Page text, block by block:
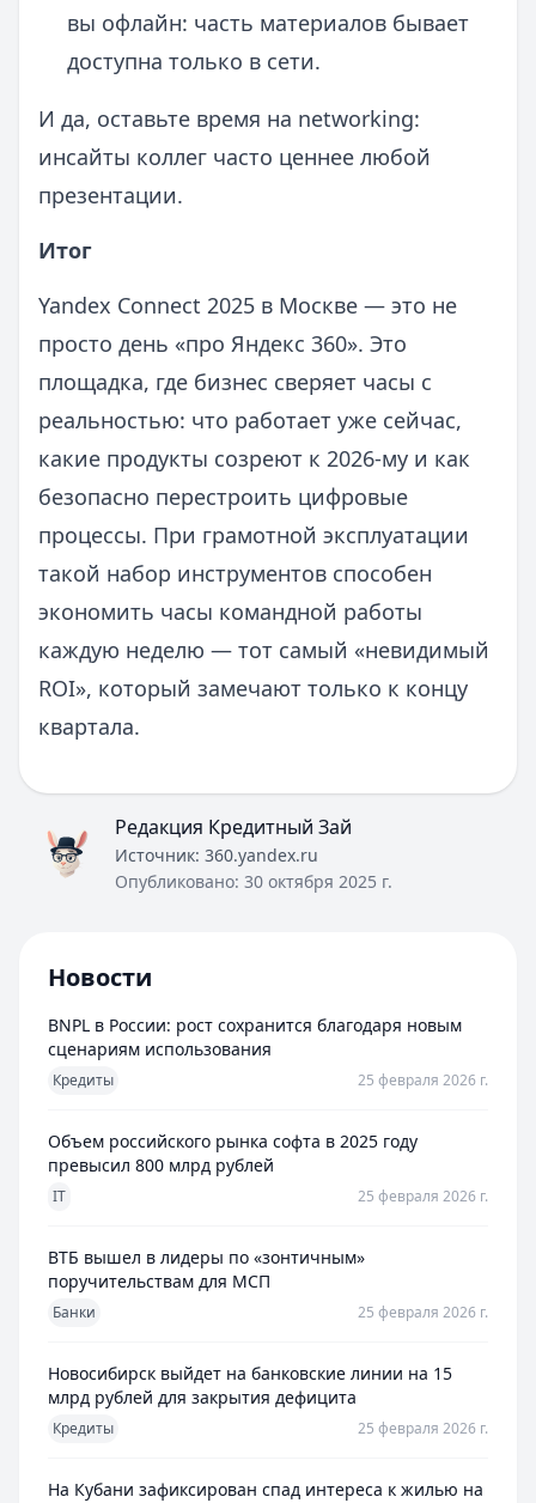
вы офлайн: часть материалов бывает
доступна только в сети.
И да, оставьте время на networking:
инсайты коллег часто ценнее любой
презентации.
Итог
Yandex Connect 2025 в Москве — это не
просто день «про Яндекс 360». Это
площадка, где бизнес сверяет часы с
реальностью: что работает уже сейчас,
какие продукты созреют к 2026‑му и как
безопасно перестроить цифровые
процессы. При грамотной эксплуатации
такой набор инструментов способен
экономить часы командной работы
каждую неделю — тот самый «невидимый
ROI», который замечают только к концу
квартала.
Редакция Кредитный Зай
Источник: 360.yandex.ru
Опубликовано: 30 октября 2025 г.
Новости
BNPL в России: рост сохранится благодаря новым
сценариям использования
Кредиты 25 февраля 2026 г.
Объем российского рынка софта в 2025 году
превысил 800 млрд рублей
IT 25 февраля 2026 г.
ВТБ вышел в лидеры по «зонтичным»
поручительствам для МСП
Банки 25 февраля 2026 г.
Новосибирск выйдет на банковские линии на 15
млрд рублей для закрытия дефицита
Кредиты 25 февраля 2026 г.
На Кубани зафиксирован спад интереса к жилью на